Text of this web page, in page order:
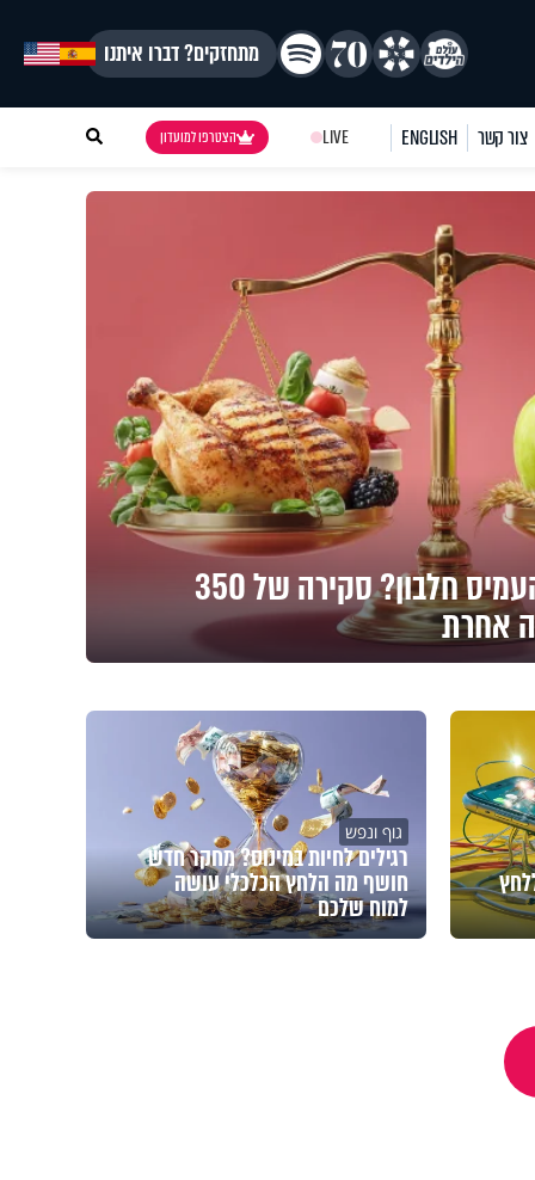
מתחזקים? דברו איתנו
צור קשר ENGLISH
LIVE הצטרפו למועדון
ברשתות ממליצים להעמיס חלבון? סקירה של 350
אחרת
גוף ונפש
רגילים לחיות במינוס? מחקר חדש
חושף מה הלחץ הכלכלי עושה
למוח שלכם